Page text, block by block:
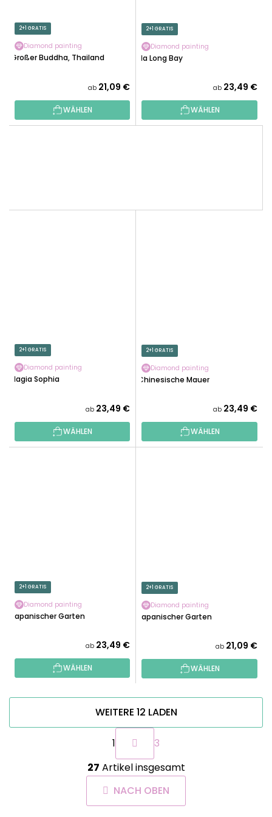
2+1 GRATIS
Diamond painting
Großer Buddha, Thailand
ab 21,09 €
WÄHLEN
2+1 GRATIS
Diamond painting
Ha Long Bay
ab 23,49 €
WÄHLEN
2+1 GRATIS
Diamond painting
Hagia Sophia
ab 23,49 €
WÄHLEN
2+1 GRATIS
Diamond painting
Chinesische Mauer
ab 23,49 €
WÄHLEN
2+1 GRATIS
Diamond painting
Japanischer Garten
ab 23,49 €
WÄHLEN
2+1 GRATIS
Diamond painting
Japanischer Garten
ab 21,09 €
WÄHLEN
S
t
e
u
e
WEITERE 12 LADEN
P
a
g
i
n
i
e
1
3
27 Artikel insgesamt
NACH OBEN